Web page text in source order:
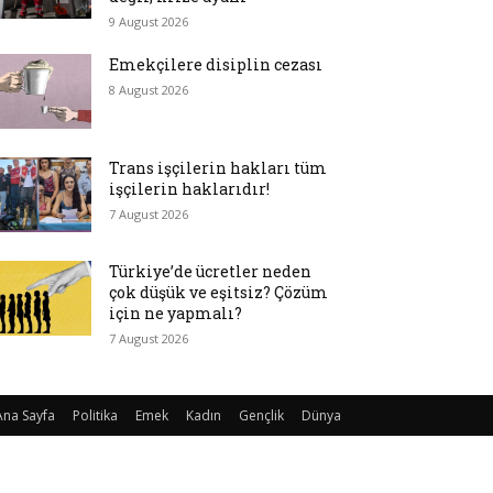
9 August 2026
Emekçilere disiplin cezası
8 August 2026
Trans işçilerin hakları tüm
işçilerin haklarıdır!
7 August 2026
Türkiye’de ücretler neden
çok düşük ve eşitsiz? Çözüm
için ne yapmalı?
7 August 2026
Sayfa Politika Emek Kadın Gençlik Dünya